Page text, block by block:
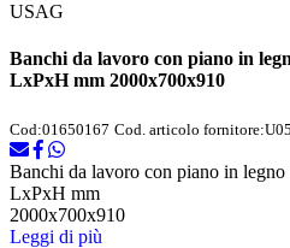
USAG
Banchi da lavoro con piano in
LxPxH mm 2000x700x910
Cod:01650167 Cod. articolo fornitore:
Banchi da lavoro con piano in
LxPxH mm
2000x700x910
Leggi di più